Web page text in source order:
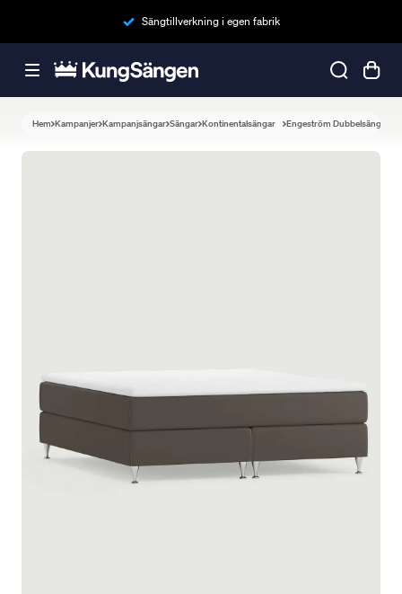
Sängtillverkning i egen fabrik
Hem Kampanjer Kampanjsängar Sängar Kontinentalsängar Engeström Dubbelsäng